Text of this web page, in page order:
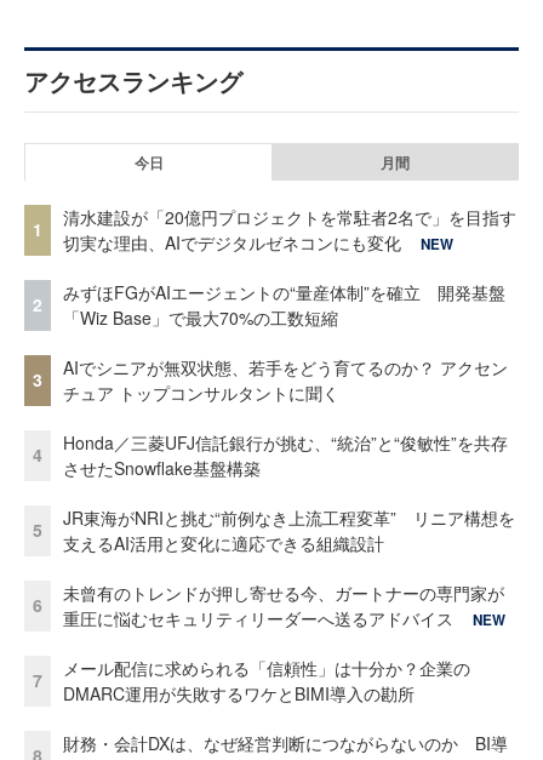
アクセスランキング
今日 月間
1
清水建設が「20億円プロジェクトを常駐者2名で」を目指す
切実な理由、AIでデジタルゼネコンにも変化
NEW
2
みずほFGがAIエージェントの“量産体制”を確立 開発基盤
「Wiz Base」で最大70%の工数短縮
3
AIでシニアが無双状態、若手をどう育てるのか？ アクセン
チュア トップコンサルタントに聞く
4
Honda／三菱UFJ信託銀行が挑む、“統治”と“俊敏性”を共存
させたSnowflake基盤構築
5
JR東海がNRIと挑む“前例なき上流工程変革” リニア構想を
支えるAI活用と変化に適応できる組織設計
6
未曾有のトレンドが押し寄せる今、ガートナーの専門家が
重圧に悩むセキュリティリーダーへ送るアドバイス
NEW
7
メール配信に求められる「信頼性」は十分か？企業の
DMARC運用が失敗するワケとBIMI導入の勘所
財務・会計DXは、なぜ経営判断につながらないのか BI導